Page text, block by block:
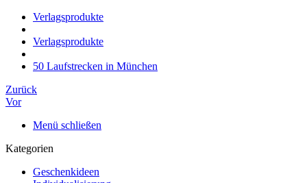
Verlagsprodukte
Verlagsprodukte
50 Laufstrecken in München
Zurück
Vor
Menü schließen
Kategorien
Geschenkideen